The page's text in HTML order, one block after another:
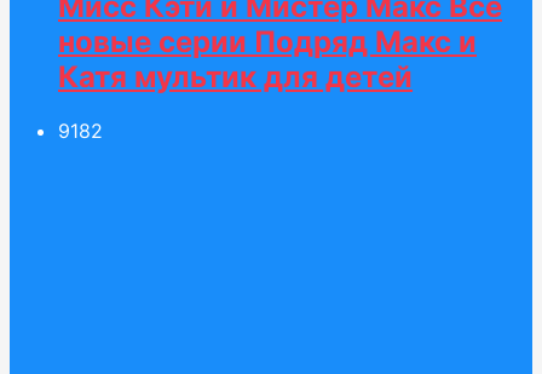
новые серии Подряд Макс и
Катя мультик для детей
9182